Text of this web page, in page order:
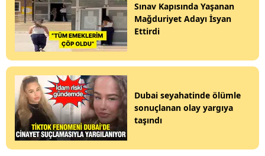
Sınav Kapısında Yaşanan
Mağduriyet Adayı İsyan
Ettirdi
Dubai seyahatinde ölümle
sonuçlanan olay yargıya
taşındı